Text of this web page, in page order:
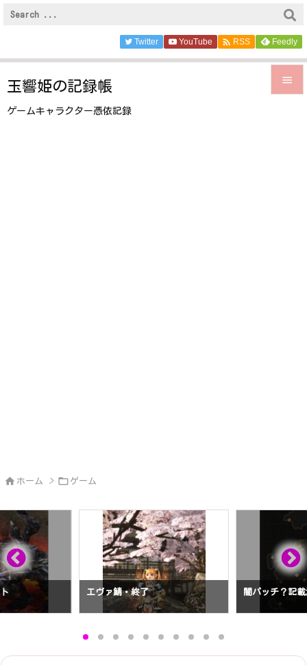

Twitter YouTube  RSS Feedly
玉響姫の記録帳
ゲームキャラクター憑依記録
 ホーム >  ゲーム
エヴァ鯖・終了 闇パッチ？記